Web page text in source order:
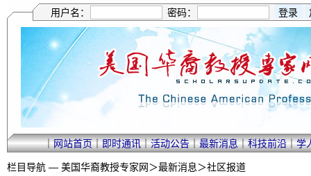
用户名： 密码：
｜网站首页｜即时通讯｜活动公告｜最新消息｜科技前沿｜学
栏目导航 — 美国华裔教授专家网＞最新消息＞社区报道